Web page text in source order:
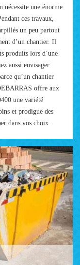
une énorme
ces travaux,
un peu partout
d’un chantier. Il
produits lors d’une
aussi envisager
qu’un chantier
offre aux
une variété
et prodigue des
dans vos choix.